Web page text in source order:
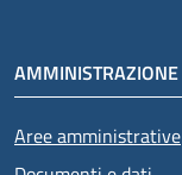
AMMINISTRAZIONE
Aree amministrative